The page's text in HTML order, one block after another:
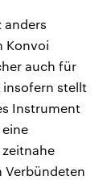
anders
Konvoi
auch für
insofern stellt
Instrument
Verbündeten